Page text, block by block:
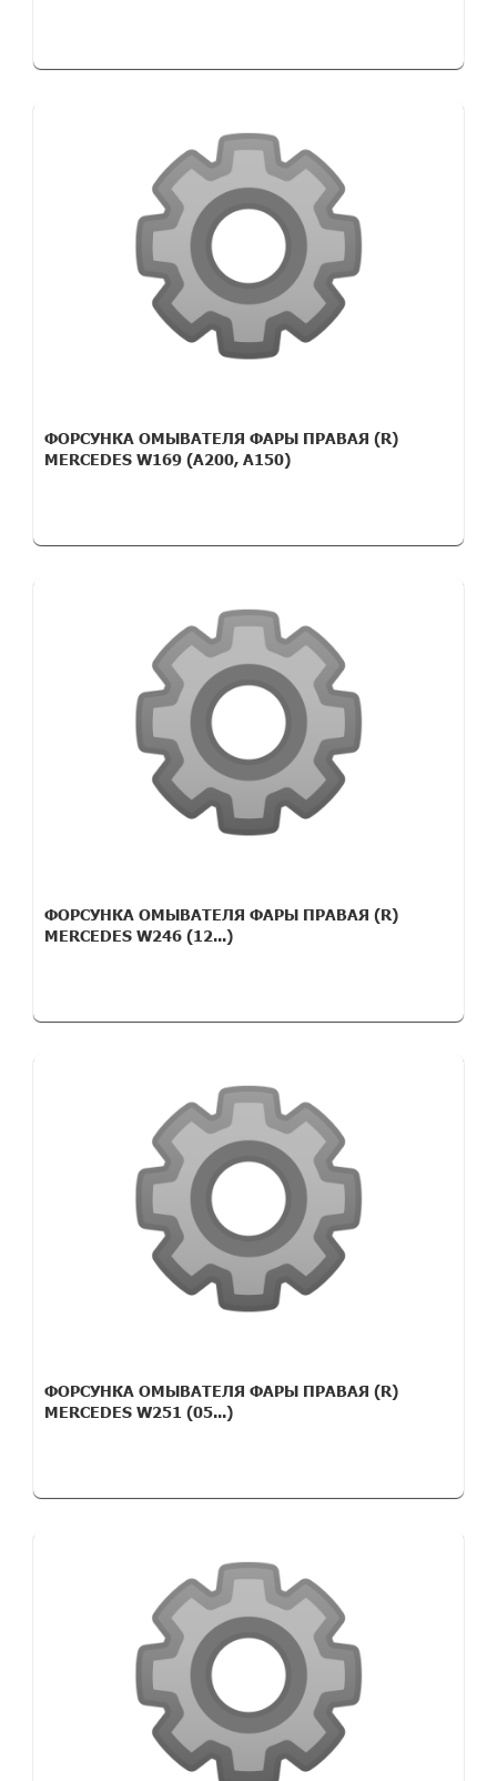
ФОРСУНКА ОМЫВАТЕЛЯ ФАРЫ ПРАВАЯ (R)
MERCEDES W169 (A200, A150)
ФОРСУНКА ОМЫВАТЕЛЯ ФАРЫ ПРАВАЯ (R)
MERCEDES W246 (12...)
ФОРСУНКА ОМЫВАТЕЛЯ ФАРЫ ПРАВАЯ (R)
MERCEDES W251 (05...)